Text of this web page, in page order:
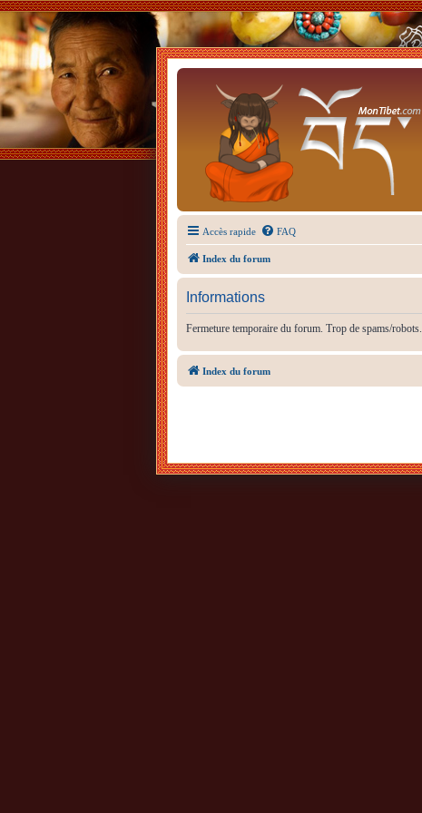
Accès rapide FAQ
Index du forum
Informations
Fermeture temporaire du forum. Trop de spams/robots.
Index du forum